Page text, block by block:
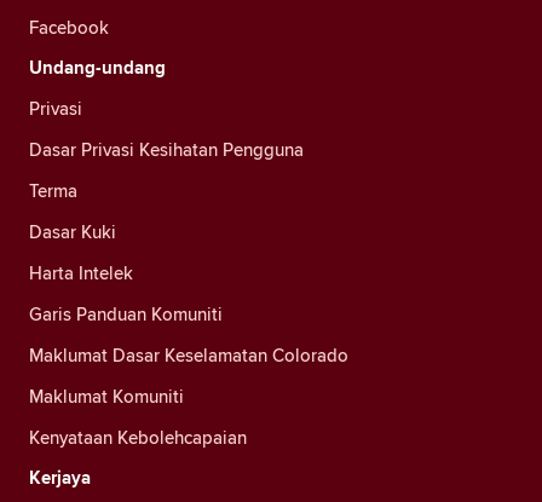
Facebook
Undang-undang
Privasi
Dasar Privasi Kesihatan Pengguna
Terma
Dasar Kuki
Harta Intelek
Garis Panduan Komuniti
Maklumat Dasar Keselamatan Colorado
Maklumat Komuniti
Kenyataan Kebolehcapaian
Kerjaya